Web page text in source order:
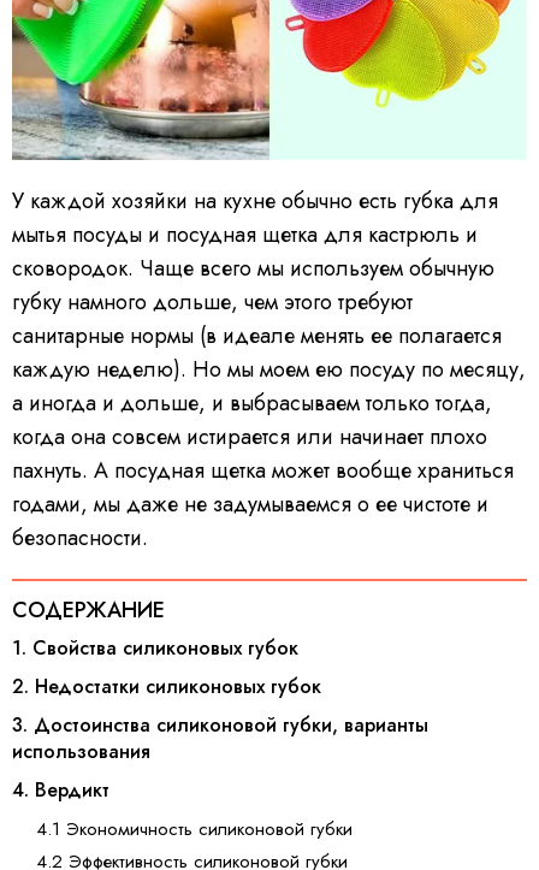
У каждой хозяйки на кухне обычно есть губка для
мытья посуды и посудная щетка для кастрюль и
сковородок. Чаще всего мы используем обычную
губку намного дольше, чем этого требуют
санитарные нормы (в идеале менять ее полагается
каждую неделю). Но мы моем ею посуду по месяцу,
а иногда и дольше, и выбрасываем только тогда,
когда она совсем истирается или начинает плохо
пахнуть. А посудная щетка может вообще храниться
годами, мы даже не задумываемся о ее чистоте и
безопасности.
СОДЕРЖАНИЕ
1. Свойства силиконовых губок
2. Недостатки силиконовых губок
3. Достоинства силиконовой губки, варианты
использования
4. Вердикт
4.1 Экономичность силиконовой губки
4.2 Эффективность силиконовой губки